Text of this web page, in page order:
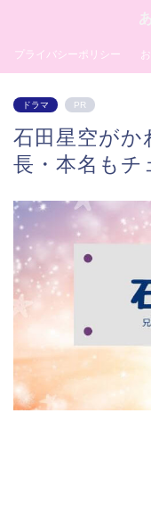
プライバシーポリシー
ドラマ PR
石田星空がか
長・本名もチ